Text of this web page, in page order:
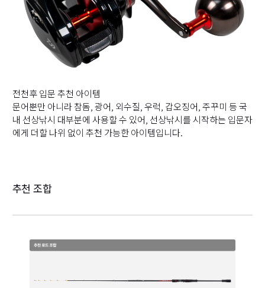
전천후 입문 추천 아이템
문어뿐만 아니라 참돔, 광어, 외수질, 우럭, 갑오징어, 주꾸미 등 국
내 선상낚시 대부분에 사용할 수 있어, 선상낚시를 시작하는 입문자
에게 더할 나위 없이 추천 가능한 아이템입니다.
추천 조합